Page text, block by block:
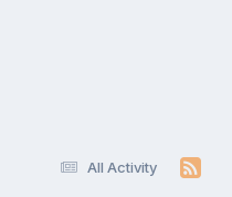
All Activity